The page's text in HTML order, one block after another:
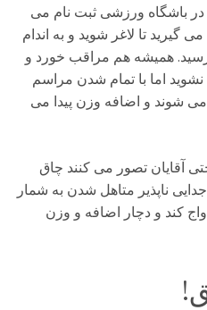
در باشگاه ورزشی ثبت نام می
تا لاغر شوید و به اندام
همیشه هم مراقب خورد و
اما با تمام شدن مراسم
شوند و اضافه وزن پیدا می
آقایان تصور می کنند چاق
ناپذیر متاهل شدن به شمار
کند و دچار اضافه و وزن